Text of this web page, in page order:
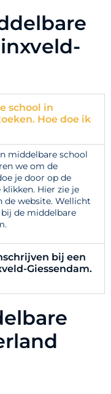
school in
Hoe doe ik
middelbare school
we om de
je door op de
Hier zie je
de website. Wellicht
de middelbare
bij een
Giessendam.